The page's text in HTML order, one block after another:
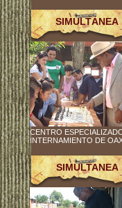
SIMULTÁNEA
CENTRO
INTERNAMIENTO DE
SIMULTANEA